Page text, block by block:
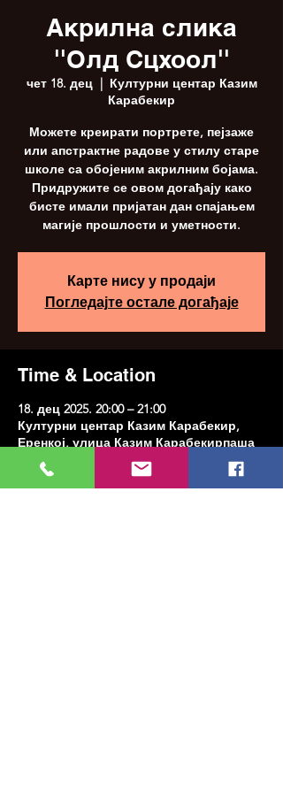
Акрилна слика
''Олд Сцхоол''
чет 18. дец
  |
Културни центар Казим
Карабекир
Можете креирати портрете, пејзаже
или апстрактне радове у стилу старе
школе са обојеним акрилним бојама.
Придружите се овом догађају како
бисте имали пријатан дан спајањем
магије прошлости и уметности.
Карте нису у продаји
Погледајте остале догађаје
Time & Location
18. дец 2025. 20:00 – 21:00
Културни центар Казим Карабекир,
Еренкој, улица Казим Карабекирпаша
Но:8 Д:16, 34738 Кадıкои/Истанбул,
Туркиие